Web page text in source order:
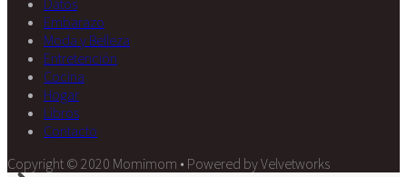
Embarazo
Moda y Belleza
Entretención
Cocina
Hogar
Libros
Contacto
Copyright © 2020 Momimom • Powered by Velvetworks